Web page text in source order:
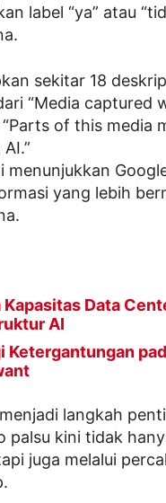
label “ya” atau
sekitar 18
“Media captured
of this media
menunjukkan
yang lebih
Kapasitas Data
AI
Ketergantungan
langkah
palsu kini tidak
juga melalui